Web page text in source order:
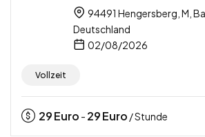
94491 Hengersberg, M,
Deutschland
02/08/2026
Vollzeit
29Euro - 29Euro / Stunde